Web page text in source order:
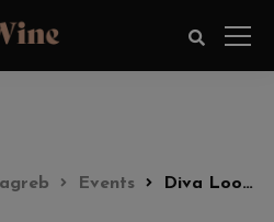
Events Diva Look party